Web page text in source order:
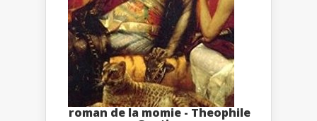
roman de la momie - Theophile